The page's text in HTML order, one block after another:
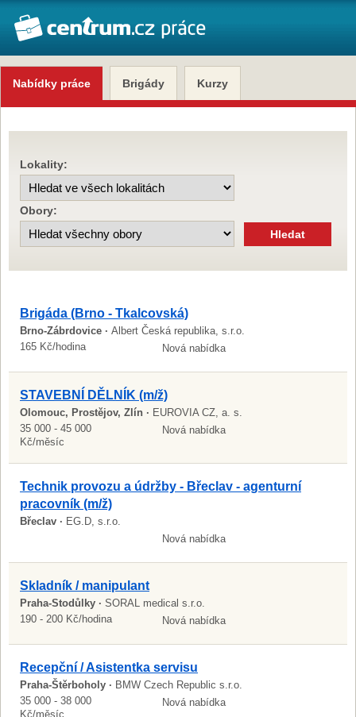
Nabídky práce Brigády Kurzy
Lokality:
Obory:
Brigáda (Brno - Tkalcovská)
Brno-Zábrdovice · Albert Česká republika, s.r.o.
165 Kč/hodina
Nová nabídka
STAVEBNÍ DĚLNÍK (m/ž)
Olomouc, Prostějov, Zlín · EUROVIA CZ, a. s.
35 000 - 45 000
Kč/měsíc
Nová nabídka
Technik provozu a údržby - Břeclav - agenturní
pracovník (m/ž)
Břeclav · EG.D, s.r.o.
Nová nabídka
Skladník / manipulant
Praha-Stodůlky · SORAL medical s.r.o.
190 - 200 Kč/hodina
Nová nabídka
Recepční / Asistentka servisu
Praha-Štěrboholy · BMW Czech Republic s.r.o.
35 000 - 38 000
Kč/měsíc
Nová nabídka